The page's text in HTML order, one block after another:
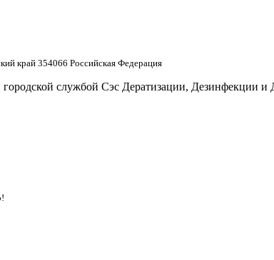
край 354066 Российская Федерация
службой Сэс Дератизации, Дезинфекции и